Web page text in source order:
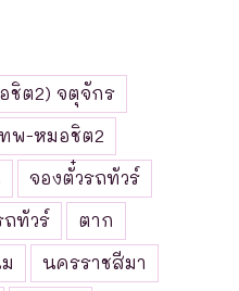
ชิต2) จตุจักร
ทพ-หมอชิต2
จองตั๋วรถทัวร์
ทัวร์
ตาก
นครราชสีมา